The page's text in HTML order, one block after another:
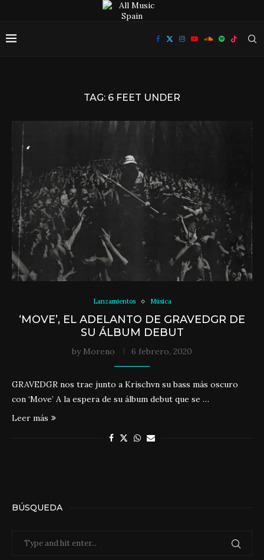
TAG: 6 FEET UNDER
Lanzamientos Música
‘MOVE’, EL ADELANTO DE GRAVEDGR DE
SU ÁLBUM DEBUT
by Moreno 6 febrero, 2020
GRAVEDGR nos trae junto a Krischvn su bass más oscuro
con ‘Move’ A la espera de su álbum debut que se …
Leer más
BÚSQUEDA